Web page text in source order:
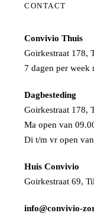
CONTACT
Convivio Thuis
Goirkestraat 178,
7 dagen per week
Dagbesteding
Goirkestraat 178,
Ma open van
Di t/m vr open
Huis Convivio
Goirkestraat 69,
info@convivio-